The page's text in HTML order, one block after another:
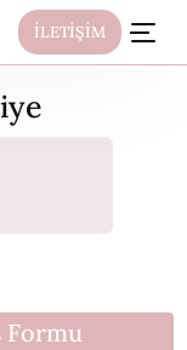
İLETİŞİM
Formu